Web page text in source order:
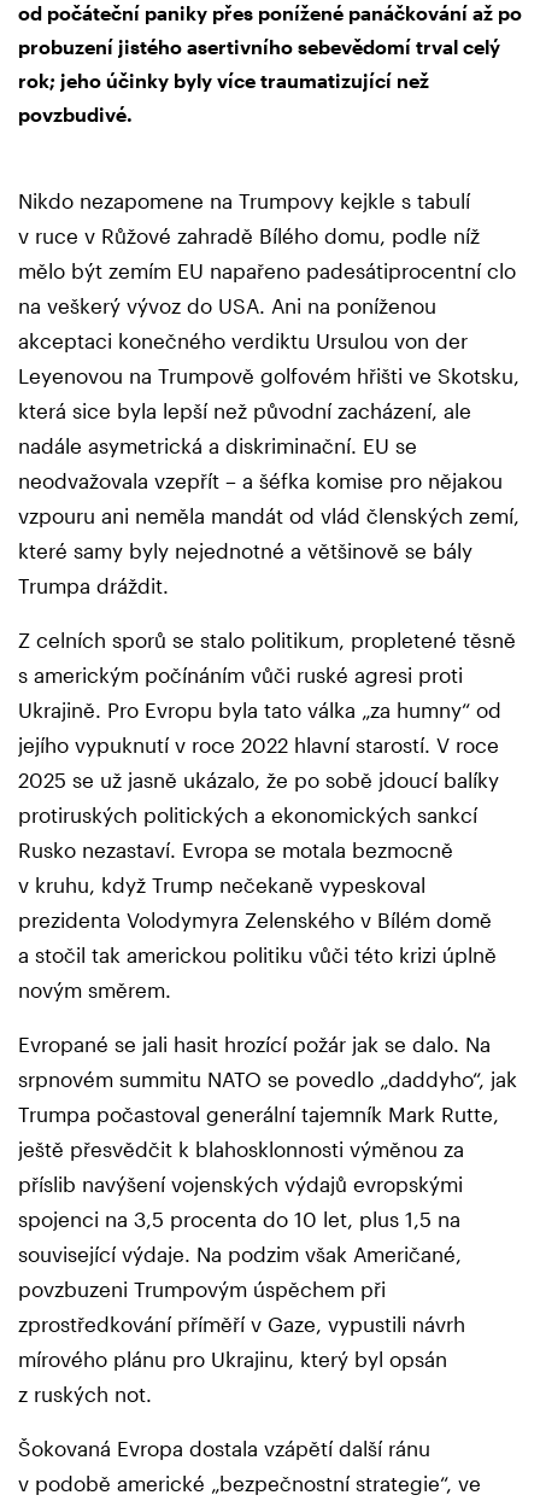
od počáteční paniky přes ponížené panáčkování až po
probuzení jistého asertivního sebevědomí trval celý
rok; jeho účinky byly více traumatizující než
povzbudivé.
Nikdo nezapomene na Trumpovy kejkle s tabulí
v ruce v Růžové zahradě Bílého domu, podle níž
mělo být zemím EU napařeno padesátiprocentní clo
na veškerý vývoz do USA. Ani na poníženou
akceptaci konečného verdiktu Ursulou von der
Leyenovou na Trumpově golfovém hřišti ve Skotsku,
která sice byla lepší než původní zacházení, ale
nadále asymetrická a diskriminační. EU se
neodvažovala vzepřít – a šéfka komise pro nějakou
vzpouru ani neměla mandát od vlád členských zemí,
které samy byly nejednotné a většinově se bály
Trumpa dráždit.
Z celních sporů se stalo politikum, propletené těsně
s americkým počínáním vůči ruské agresi proti
Ukrajině. Pro Evropu byla tato válka „za humny“ od
jejího vypuknutí v roce 2022 hlavní starostí. V roce
2025 se už jasně ukázalo, že po sobě jdoucí balíky
protiruských politických a ekonomických sankcí
Rusko nezastaví. Evropa se motala bezmocně
v kruhu, když Trump nečekaně vypeskoval
prezidenta Volodymyra Zelenského v Bílém domě
a stočil tak americkou politiku vůči této krizi úplně
novým směrem.
Evropané se jali hasit hrozící požár jak se dalo. Na
srpnovém summitu NATO se povedlo „daddyho“, jak
Trumpa počastoval generální tajemník Mark Rutte,
ještě přesvědčit k blahosklonnosti výměnou za
příslib navýšení vojenských výdajů evropskými
spojenci na 3,5 procenta do 10 let, plus 1,5 na
související výdaje. Na podzim však Američané,
povzbuzeni Trumpovým úspěchem při
zprostředkování příměří v Gaze, vypustili návrh
mírového plánu pro Ukrajinu, který byl opsán
z ruských not.
Šokovaná Evropa dostala vzápětí další ránu
v podobě americké „bezpečnostní strategie“, ve